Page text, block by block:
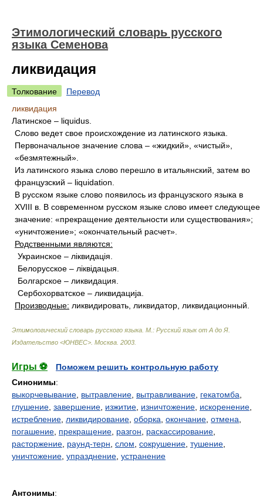
Этимологический словарь русского
языка Семенова
ликвидация
Толкование
Перевод
ликвидация
Латинское – liquidus.
Слово ведет свое происхождение из латинского языка.
Первоначальное значение слова – «жидкий», «чистый»,
«безмятежный».
Из латинского языка слово перешло в итальянский, затем во
французский – liquidation.
В русском языке слово появилось из французского языка в
XVIII в. В современном русском языке слово имеет следующее
значение: «прекращение деятельности или существования»;
«уничтожение»; «окончательный расчет».
Родственными являются:
Украинское – лiквидацiя.
Белорусское – лiквiдацыя.
Болгарское – ликвидация.
Сербохорватское – ликвидациjа.
Производные: ликвидировать, ликвидатор, ликвидационный.
Этимологический словарь русского языка. М.: Русский язык от А до Я.
Издательство <ЮНВЕС> Москва 2003
Игры ⚽
Поможем решить контрольную работу
Синонимы:
выкорчевывание вытравление вытравливание гекатомба
глушение завершение изжитие изничтожение искоренение
истребление ликвидирование оборка окончание отмена
погашение прекращение разгон раскассирование
расторжение раунд-терн слом сокрушение тушение
уничтожение упразднение устранение
Антонимы: